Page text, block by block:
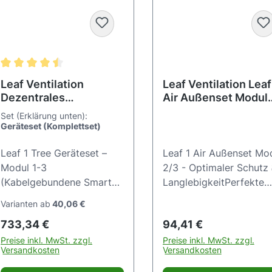
Durchschnittliche Bewertung von 4.6 von 5 Sternen
Leaf Ventilation
Dezentrales
Lüftungsgerät 1 Tree –
Rohbauset-Längen
Einzelräume – modular
& energieeffizient
Set (Erklärung unten):
Geräteset (Komplettset)
Leaf 1 Tree Geräteset –
Modul 1-3
(Kabelgebundene Smart
Tree Geräteset – Modul 1-
3 ist eine innovative,
kabelgebundene Smart
Home-Lösung für
Varianten ab 40,06 €
Regulärer Preis:
733,34 €
Preise inkl. MwSt. zzgl.
Versandkosten
Leaf Ventilation Leaf
Air Außenset Modul
Kunststoff – mit
Insektenschutz –
Wandmontage –
700070
Leaf 1 Air Außenset
2/3 - Optimaler Schutz
LanglebigkeitPerfekte
Ihr Zuhause mit dem
1 Air Außenset Modul 2/
- für dauerhaften
Regulärer Preis:
94,41 €
Preise inkl. MwSt. zzgl.
Versandkosten